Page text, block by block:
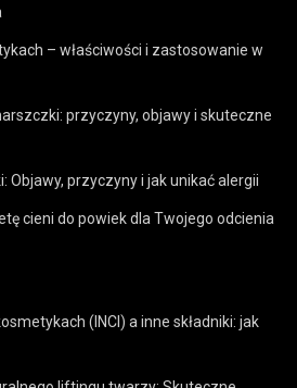
– właściwości i zastosowanie w
przyczyny, objawy i skuteczne
Objawy, przyczyny i jak unikać alergii
cieni do powiek dla Twojego odcienia
(INCI) a inne składniki: jak